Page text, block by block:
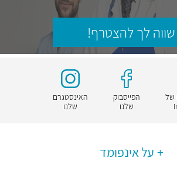
שווה לך להצטרף!
של
הפייסבוק
שלנו
האינסטגרם
שלנו
על אינפומד